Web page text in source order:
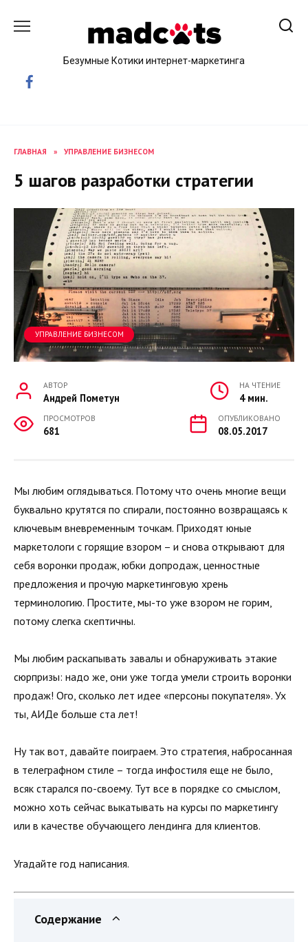
Безумные Котики интернет-маркетинга
ГЛАВНАЯ » УПРАВЛЕНИЕ БИЗНЕСОМ
5 шагов разработки стратегии
УПРАВЛЕНИЕ БИЗНЕСОМ
АВТОР
Андрей Пометун
НА ЧТЕНИЕ
4 мин.
ПРОСМОТРОВ
681
ОПУБЛИКОВАНО
08.05.2017
Мы любим оглядываться. Потому что очень многие вещи
буквально крутятся по спирали, постоянно возвращаясь к
ключевым вневременным точкам. Приходят юные
маркетологи с горящие взором – и снова открывают для
себя воронки продаж, юбки допродаж, ценностные
предложения и прочую маркетинговую хрень
терминологию. Простите, мы-то уже взором не горим,
потому слегка скептичны.
Мы любим раскапывать завалы и обнаруживать этакие
сюрпризы: надо же, они уже тогда умели строить воронки
продаж! Ого, сколько лет идее «персоны покупателя». Ух
ты, АИДе больше ста лет!
Ну так вот, давайте поиграем. Это стратегия, набросанная
в телеграфном стиле – тогда инфостиля еще не было,
всяк старался по-своему. Тут все в порядке со смыслом,
можно хоть сейчас выкатывать на курсы по маркетингу
или в качестве обучающего лендинга для клиентов.
Угадайте год написания.
Содержание